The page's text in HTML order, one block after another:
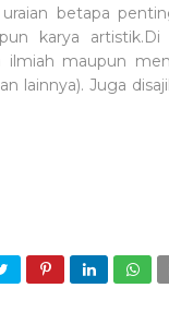
betapa
karya artistik.Di
maupun
lainnya). Juga